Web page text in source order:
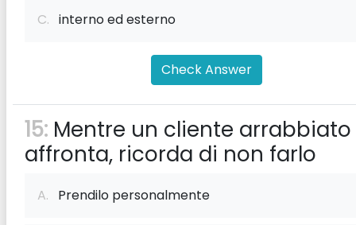
C. interno ed esterno
Check Answer
15: Mentre un cliente
affronta, ricorda di non farlo
A. Prendilo personalmente